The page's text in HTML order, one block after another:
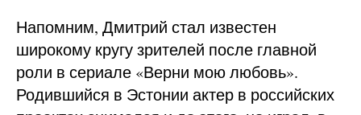
Напомним, Дмитрий стал известен
широкому кругу зрителей после главной
роли в сериале «Верни мою любовь».
Родившийся в Эстонии актер в российских